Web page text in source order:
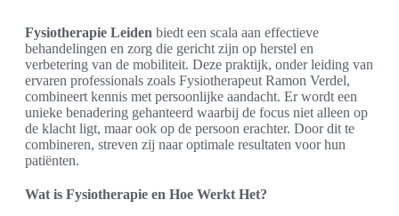
Fysiotherapie Leiden biedt een scala aan effectieve
behandelingen en zorg die gericht zijn op herstel en
verbetering van de mobiliteit. Deze praktijk, onder leiding van
ervaren professionals zoals Fysiotherapeut Ramon Verdel,
combineert kennis met persoonlijke aandacht. Er wordt een
unieke benadering gehanteerd waarbij de focus niet alleen op
de klacht ligt, maar ook op de persoon erachter. Door dit te
combineren, streven zij naar optimale resultaten voor hun
patiënten.
Wat is Fysiotherapie en Hoe Werkt Het?